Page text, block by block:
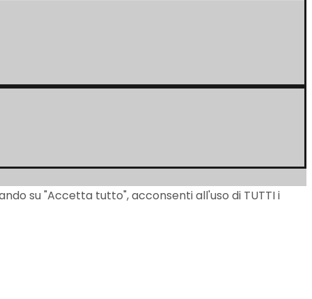
su "Accetta tutto", acconsenti all'uso di TUTTI i